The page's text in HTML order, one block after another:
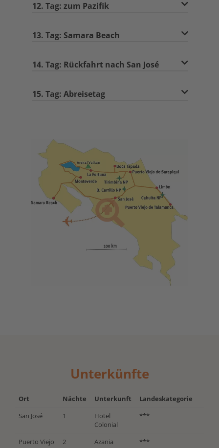
12. Tag: zum Pazifik
13. Tag: Samara Beach
14. Tag: Rückfahrt nach San José
15. Tag: Abreisetag
Unterkünfte
Ort Nächte Unterkunft
Landeskategorie
San José
1
Hotel
Colonial
***
Puerto Viejo 2
Azania
***